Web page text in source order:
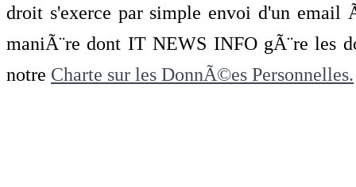
droit s'exerce par simple envoi d'un
maniÃ¨re dont IT NEWS INFO gÃ¨re les
notre Charte sur les DonnÃ©es Personnelles.